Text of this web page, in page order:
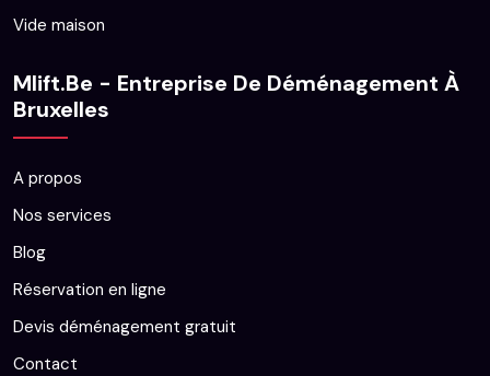
Vide maison
Mlift.be - Entreprise De Déménagement À
Bruxelles
A propos
Nos services
Blog
Réservation en ligne
Devis déménagement gratuit
Contact